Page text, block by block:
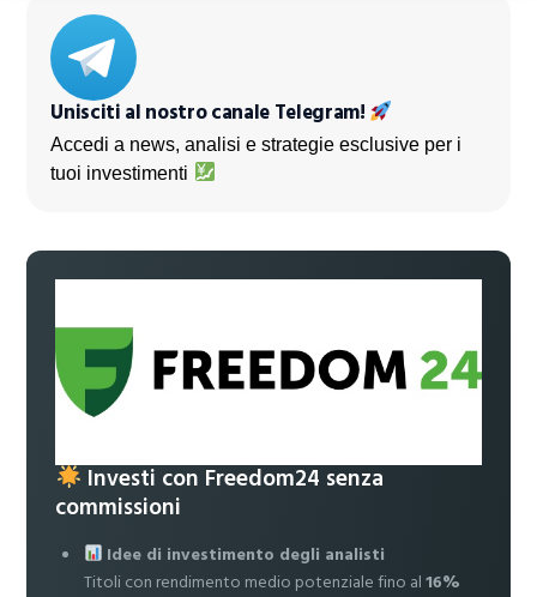
Unisciti al nostro canale Telegram!
Accedi a news, analisi e strategie esclusive per i
tuoi investimenti
Investi con Freedom24 senza
commissioni
Idee di investimento degli analisti
Titoli con rendimento medio potenziale fino al16%